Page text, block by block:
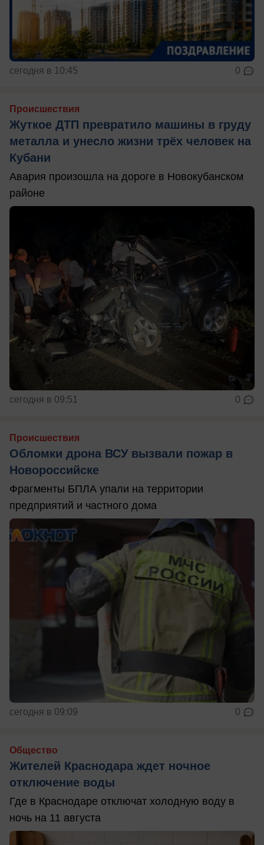
сегодня в 10:45 0
Происшествия
Жуткое ДТП превратило машины в груду
металла и унесло жизни трёх человек на
Кубани
Авария произошла на дороге в Новокубанском
районе
сегодня в 09:51 0
Происшествия
Обломки дрона ВСУ вызвали пожар в
Новороссийске
Фрагменты БПЛА упали на территории
предприятий и частного дома
сегодня в 09:09 0
Общество
Жителей Краснодара ждет ночное
отключение воды
Где в Краснодаре отключат холодную воду в
ночь на 11 августа